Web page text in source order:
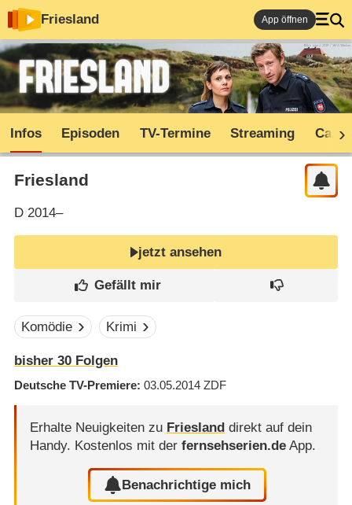
Friesland App öffnen
Infos Episoden TV-Termine Streaming Cast
Friesland
D2014–
jetzt ansehen
Komödie Krimi
bisher 30Folgen
Deutsche TV-Premiere 03.05.2014 ZDF
Erhalte Neuigkeiten zu Friesland direkt auf dein
Handy. Kostenlos mit der fernsehserien.deApp.
Benachrichtige mich